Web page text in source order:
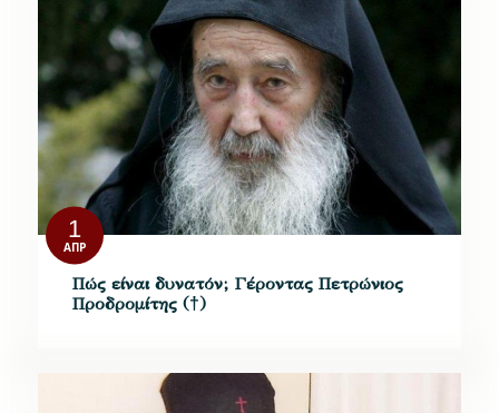
1
ΑΠΡ
Πώς είναι δυνατόν; Γέροντας Πετρώνιος
Προδρομίτης (†)